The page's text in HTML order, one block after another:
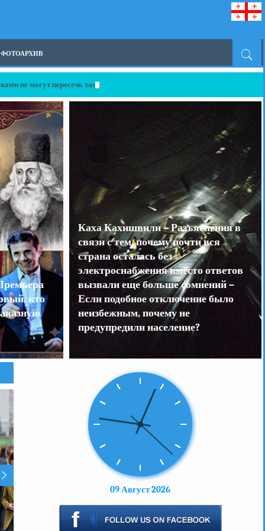
ФОТОАРХИВ
не могут пересечь таможенно-пропускные пункты Грузии
Азербайджана
кто
Каха Кахишвили – Разъяснения в
связи с тем, почему почти вся
страна осталась без
электроснабжения вместо ответов
вызвали еще больше сомнений –
Если подобное отключение было
неизбежным, почему не
предупредили население?
09 Август 2026